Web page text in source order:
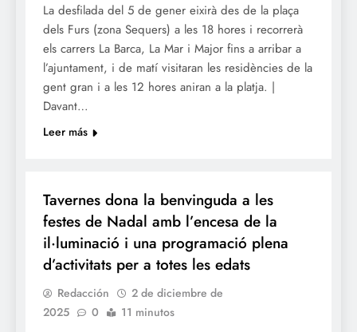
La desfilada del 5 de gener eixirà des de la plaça
dels Furs (zona Sequers) a les 18 hores i recorrerà
els carrers La Barca, La Mar i Major fins a arribar a
l’ajuntament, i de matí visitaran les residències de la
gent gran i a les 12 hores aniran a la platja. |
Davant…
Leer más
Tavernes dona la benvinguda a les
festes de Nadal amb l’encesa de la
il·luminació i una programació plena
d’activitats per a totes les edats
Redacción
2 de diciembre de
2025
0 11 minutos